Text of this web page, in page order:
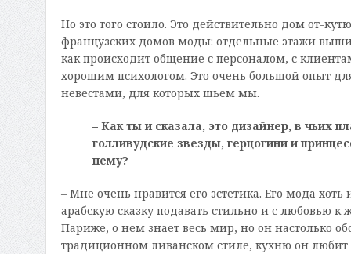
Но это того стоило. Это действительно дом от-
французских домов моды: отдельные этажи
как происходит общение с персоналом, с
хорошим психологом. Это очень большой опыт
невестами, для которых шьем мы.
– Как ты и сказала, это дизайнер, в чьих
голливудские звезды, герцогини и
нему?
– Мне очень нравится его эстетика. Его мода
арабскую сказку подавать стильно и с любовью
Париже, о нем знает весь мир, но он настолько
традиционном ливанском стиле, кухню он любит